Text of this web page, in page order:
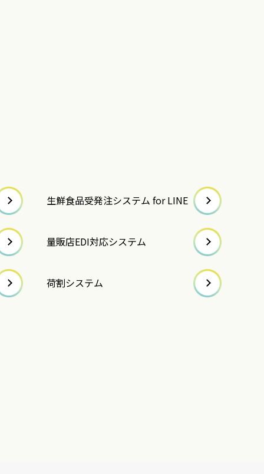
生鮮食品受発注システム for LINE
量販店EDI対応システム
荷割システム